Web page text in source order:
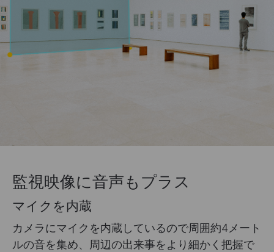
監視映像に音声もプラス
マイクを内蔵
カメラにマイクを内蔵しているので周囲約4メート
ルの音を集め、周辺の出来事をより細かく把握で